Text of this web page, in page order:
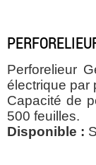
Perforelieur
électrique par
Capacité de
500 feuilles.
Disponible :